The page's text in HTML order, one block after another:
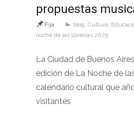
propuestas
Fija blog, Cultura,
noche de las librerias 2025
La Ciudad de Buenos
edición de La Noche de
calendario cultural que
visitantes